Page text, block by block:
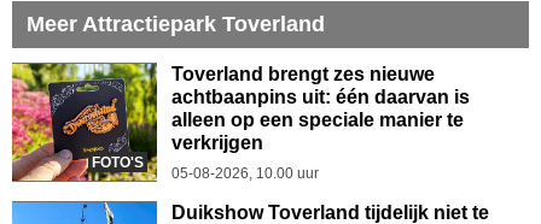
Meer Attractiepark Toverland
FOTO'S
Toverland brengt zes nieuwe
achtbaanpins uit: één daarvan is
alleen op een speciale manier te
verkrijgen
05-08-2026, 10.00 uur
Duikshow Toverland tijdelijk niet te